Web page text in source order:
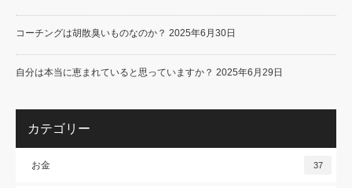
コーチングは胡散臭いものなのか？ 2025年6月30日
自分は本当に恵まれていると思っていますか？ 2025年6月29日
カテゴリー
お金 37